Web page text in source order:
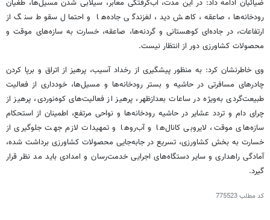
ضیائیان ادامه داد: در این مدت، آب‌گرفتگی معابر، سیلابی شدن مسیل‌ها، طغیان
رودخانه‌ها، صاعقه، کاهش دید، لغزندگی جاده‌ها و احتمال سقوط سنگ از
ارتفاعات، در جاده‌ای کوهستانی و گردنه‌ها، صاعقه، خسارت به سازه‌های موقت و
محصولات کشاورزی دور از انتظار نیست.
وی خاطرنشان کرد: به منظور پیشگیری از رخداد آسیب، پرهیز از اتراق و برپا کردن
چادرهای مسافرتی در حاشیه و بستر رودخانه‌ها و مسیل‌ها، خودداری از فعالیت
طبیعت‌گردی به‌ویژه در ساعات بعدازظهر، پرهیز از فعالیت‌های کوه‌نوردی، پرهیز از
چرای دام و تردد عشایر در حاشیه رودخانه‌ها و نواحی مرتفع، اطمینان از استحکام
سازه‌های موقت، لایروبی کانال‌ها و آب‌روها و تمهیدات لازم جهت جلوگیری از
خسارت به بخش کشاورزی، تسریع در جابه‌جایی محصولات کشاورزی برداشت شده،
آمادگی راهداری و سایر دستگاه‌های اجرایی خدمت‌رسان و امدادی باید مد نظر قرار
گیرد.
کد مطلب775523